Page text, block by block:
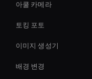
아쿨 카메라
토킹 포토
이미지 생성기
배경 변경